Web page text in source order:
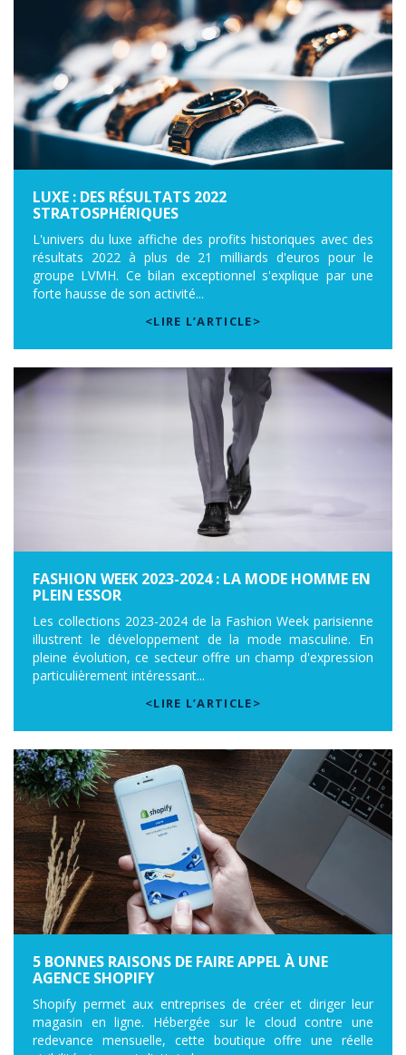
LUXE : DES RÉSULTATS 2022
STRATOSPHÉRIQUES
L'univers du luxe affiche des profits historiques avec des
résultats 2022 à plus de 21 milliards d'euros pour le
groupe LVMH. Ce bilan exceptionnel s'explique par une
forte hausse de son activité...
<LIRE L’ARTICLE>
FASHION WEEK 2023-2024 : LA MODE HOMME EN
PLEIN ESSOR
Les collections 2023-2024 de la Fashion Week parisienne
illustrent le développement de la mode masculine. En
pleine évolution, ce secteur offre un champ d'expression
particulièrement intéressant...
<LIRE L’ARTICLE>
5 BONNES RAISONS DE FAIRE APPEL À UNE
AGENCE SHOPIFY
Shopify permet aux entreprises de créer et diriger leur
magasin en ligne. Hébergée sur le cloud contre une
redevance mensuelle, cette boutique offre une réelle